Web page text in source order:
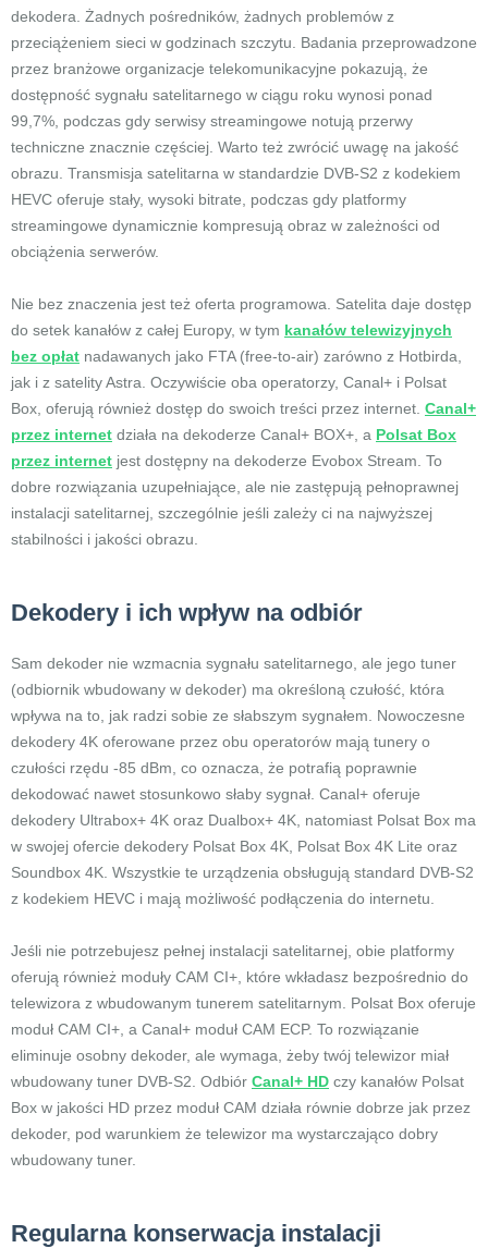
dekodera. Żadnych pośredników, żadnych problemów z
przeciążeniem sieci w godzinach szczytu. Badania przeprowadzone
przez branżowe organizacje telekomunikacyjne pokazują, że
dostępność sygnału satelitarnego w ciągu roku wynosi ponad
99,7%, podczas gdy serwisy streamingowe notują przerwy
techniczne znacznie częściej. Warto też zwrócić uwagę na jakość
obrazu. Transmisja satelitarna w standardzie DVB-S2 z kodekiem
HEVC oferuje stały, wysoki bitrate, podczas gdy platformy
streamingowe dynamicznie kompresują obraz w zależności od
obciążenia serwerów.
Nie bez znaczenia jest też oferta programowa. Satelita daje dostęp
do setek kanałów z całej Europy, w tym kanałów telewizyjnych
bez opłat nadawanych jako FTA (free-to-air) zarówno z Hotbirda,
jak i z satelity Astra. Oczywiście oba operatorzy, Canal+ i Polsat
Box, oferują również dostęp do swoich treści przez internet. Canal+
przez internet działa na dekoderze Canal+ BOX+, a Polsat Box
przez internet jest dostępny na dekoderze Evobox Stream. To
dobre rozwiązania uzupełniające, ale nie zastępują pełnoprawnej
instalacji satelitarnej, szczególnie jeśli zależy ci na najwyższej
stabilności i jakości obrazu.
Dekodery i ich wpływ na odbiór
Sam dekoder nie wzmacnia sygnału satelitarnego, ale jego tuner
(odbiornik wbudowany w dekoder) ma określoną czułość, która
wpływa na to, jak radzi sobie ze słabszym sygnałem. Nowoczesne
dekodery 4K oferowane przez obu operatorów mają tunery o
czułości rzędu -85 dBm, co oznacza, że potrafią poprawnie
dekodować nawet stosunkowo słaby sygnał. Canal+ oferuje
dekodery Ultrabox+ 4K oraz Dualbox+ 4K, natomiast Polsat Box ma
w swojej ofercie dekodery Polsat Box 4K, Polsat Box 4K Lite oraz
Soundbox 4K. Wszystkie te urządzenia obsługują standard DVB-S2
z kodekiem HEVC i mają możliwość podłączenia do internetu.
Jeśli nie potrzebujesz pełnej instalacji satelitarnej, obie platformy
oferują również moduły CAM CI+, które wkładasz bezpośrednio do
telewizora z wbudowanym tunerem satelitarnym. Polsat Box oferuje
moduł CAM CI+, a Canal+ moduł CAM ECP. To rozwiązanie
eliminuje osobny dekoder, ale wymaga, żeby twój telewizor miał
wbudowany tuner DVB-S2. Odbiór Canal+ HD czy kanałów Polsat
Box w jakości HD przez moduł CAM działa równie dobrze jak przez
dekoder, pod warunkiem że telewizor ma wystarczająco dobry
wbudowany tuner.
Regularna konserwacja instalacji